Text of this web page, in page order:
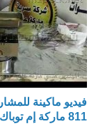
فيديو ماكينة
811 ماركة إم توباك